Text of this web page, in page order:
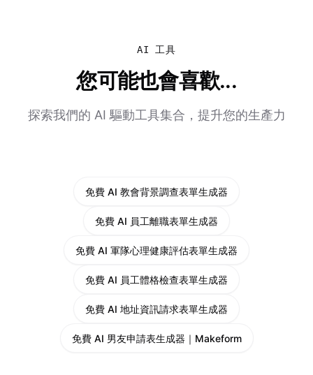
AI 工具
您可能也會喜歡...
探索我們的 AI 驅動工具集合，提升您的生產力
免費 AI 教會背景調查表單生成器
免費 AI 員工離職表單生成器
免費 AI 軍隊心理健康評估表單生成器
免費 AI 員工體格檢查表單生成器
免費 AI 地址資訊請求表單生成器
免費 AI 男友申請表生成器｜Makeform